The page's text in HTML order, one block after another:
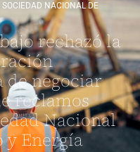
SOCIEDAD NACIONAL DE
rechazó la
de negociar
reclamos
Nacional
y Energía